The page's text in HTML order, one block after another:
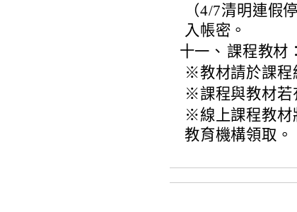
（4/7清明連假
入帳密。
十一、 課程教材：
※教材請於課程
※課程與教材若
※線上課程教材
教育機構領取。